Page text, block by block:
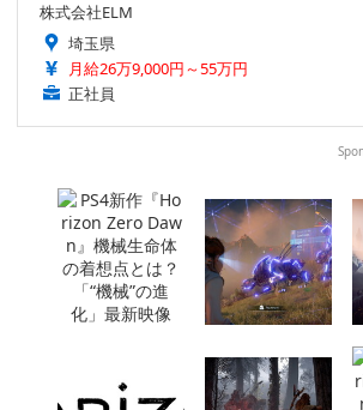
株式会社ELM
埼玉県
月給26万9,000円～55万円
正社員